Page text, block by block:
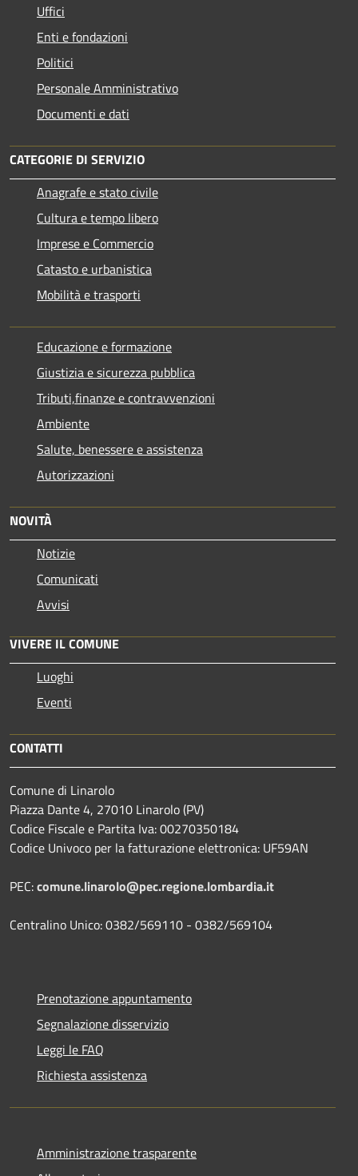
Uffici
Enti e fondazioni
Politici
Personale Amministrativo
Documenti e dati
CATEGORIE DI SERVIZIO
Anagrafe e stato civile
Cultura e tempo libero
Imprese e Commercio
Catasto e urbanistica
Mobilità e trasporti
Educazione e formazione
Giustizia e sicurezza pubblica
Tributi,finanze e contravvenzioni
Ambiente
Salute, benessere e assistenza
Autorizzazioni
NOVITÀ
Notizie
Comunicati
Avvisi
VIVERE IL COMUNE
Luoghi
Eventi
CONTATTI
Comune di Linarolo
Piazza Dante 4, 27010 Linarolo (PV)
Codice Fiscale e Partita Iva: 00270350184
Codice Univoco per la fatturazione elettronica: UF59AN
PEC:comune.linarolo@pec.regione.lombardia.it
Centralino Unico: 0382/569110 - 0382/569104
Prenotazione appuntamento
Segnalazione disservizio
Leggi le FAQ
Richiesta assistenza
Amministrazione trasparente